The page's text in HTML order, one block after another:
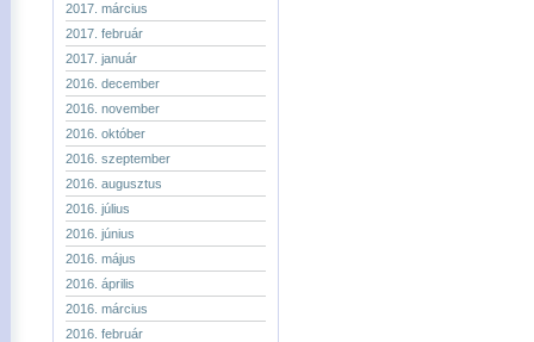
2017. március
2017. február
2017. január
2016. december
2016. november
2016. október
2016. szeptember
2016. augusztus
2016. július
2016. június
2016. május
2016. április
2016. március
2016. február